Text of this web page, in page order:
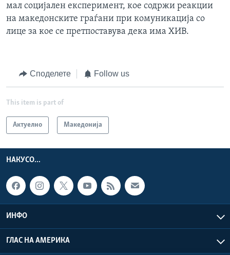
мал социјален експеримент, кое содржи реакции
на македонските граѓани при комуникација со
лице за кое се претпоставува дека има ХИВ.
Споделете Follow us
This item is part of
Актуелно Македонија
НАКУСО...
ИНФО
ГЛАС НА АМЕРИКА